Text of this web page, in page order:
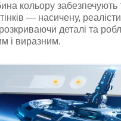
кольору забезпечують
— насичену,
деталі та
і виразним.